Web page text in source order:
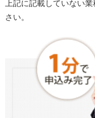
上記に記載していない
さい。